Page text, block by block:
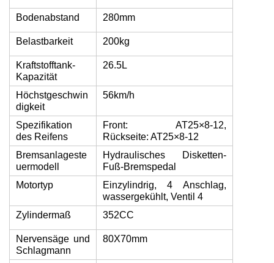
Bodenabstand 280mm
Belastbarkeit 200kg
Kraftstofftank-
Kapazität
26.5L
Höchstgeschwin
digkeit
56km/h
Spezifikation
des Reifens
Front: AT25×8-12,
Rückseite: AT25×8-12
Bremsanlageste
uermodell
Hydraulisches Disketten-
Fuß-Bremspedal
Motortyp
Einzylindrig, 4 Anschlag,
wassergekühlt, Ventil 4
Zylindermaß
352CC
Nervensäge und
Schlagmann
80X70mm